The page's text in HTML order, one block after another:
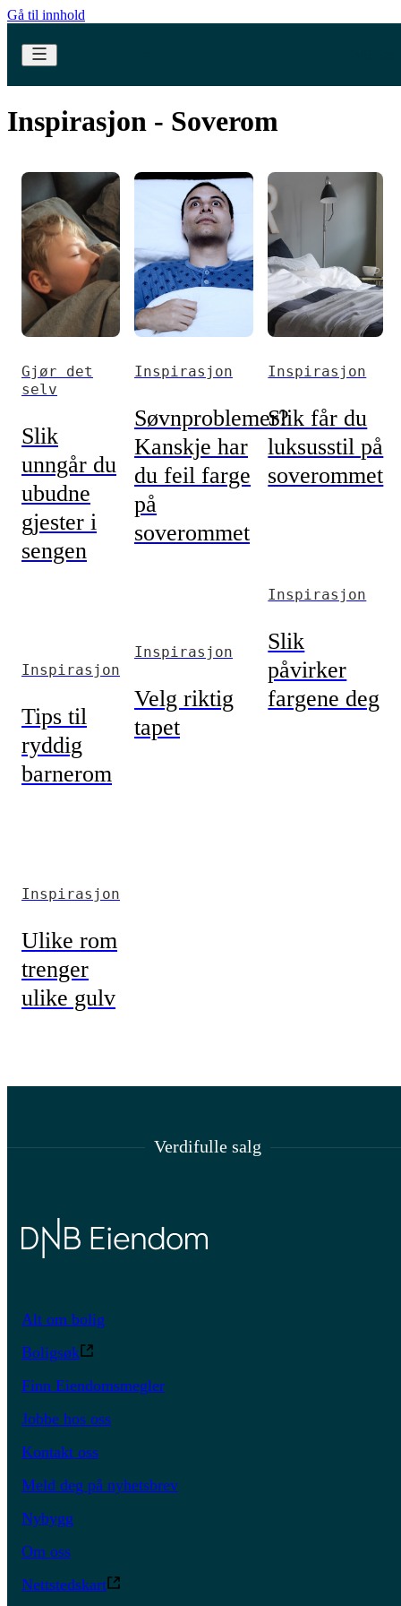
Gå til innhold
Inspirasjon - Soverom
Gjør det
selv
Slik
unngår du
ubudne
gjester i
sengen
Inspirasjon
Tips til
ryddig
barnerom
Inspirasjon
Ulike rom
trenger
ulike gulv
Inspirasjon
Søvnproblemer?
Kanskje har
du feil farge
på
soverommet
Inspirasjon
Velg riktig
tapet
Inspirasjon
Slik får du
luksusstil på
soverommet
Inspirasjon
Slik
påvirker
fargene deg
Verdifulle salg
Alt om bolig
Boligsøk
Finn Eiendomsmegler
Jobbe hos oss
Kontakt oss
Meld deg på nyhetsbrev
Nybygg
Om oss
Nettstedskart